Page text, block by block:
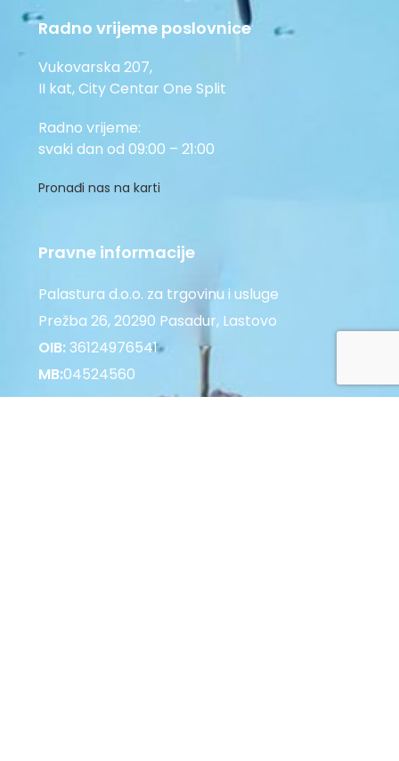
Radno vrijeme poslovnice
Vukovarska 207,
II kat, City Centar One Split
Radno vrijeme:
svaki dan od 09:00 – 21:00
Pronađi nas na karti
Pravne informacije
Palastura d.o.o. za trgovinu i usluge
Prežba 26, 20290 Pasadur, Lastovo
OIB:36124976541
MB:04524560